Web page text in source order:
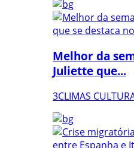
Melhor da
Juliette que...
3CLIMAS